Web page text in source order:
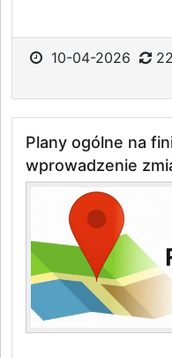
10-04-2026
Plany ogólne na
wprowadzenie